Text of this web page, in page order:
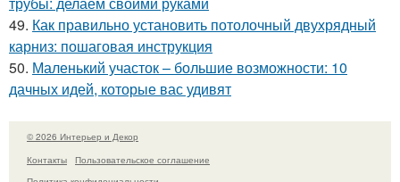
49. Как правильно установить потолочный двухрядный
карниз: пошаговая инструкция
50. Маленький участок – большие возможности: 10
дачных идей, которые вас удивят
© 2026 Интерьер и Декор
Контакты
Пользовательское соглашение